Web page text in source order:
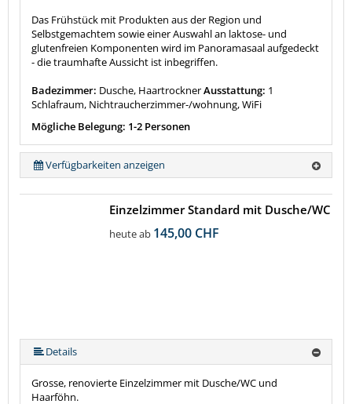
Das Frühstück mit Produkten aus der Region und
Selbstgemachtem sowie einer Auswahl an laktose- und
glutenfreien Komponenten wird im Panoramasaal aufgedeckt
- die traumhafte Aussicht ist inbegriffen.
Badezimmer: Dusche, HaartrocknerAusstattung: 1
Schlafraum, Nichtraucherzimmer-/wohnung, WiFi
Mögliche Belegung: 1-2 Personen
Verfügbarkeiten anzeigen
Einzelzimmer Standard mit Dusche/WC
heute ab 145,00 CHF
Details
Grosse, renovierte Einzelzimmer mit Dusche/WC und
Haarföhn.